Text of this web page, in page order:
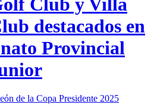
destacados en
Provincial